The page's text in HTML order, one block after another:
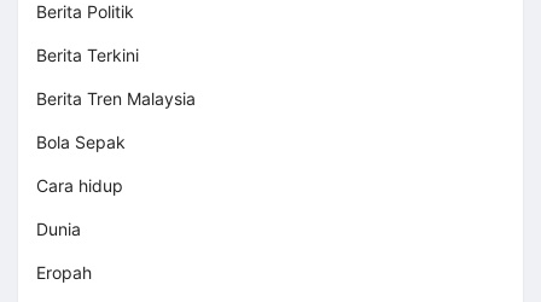
Berita Politik
Berita Terkini
Berita Tren Malaysia
Bola Sepak
Cara hidup
Dunia
Eropah